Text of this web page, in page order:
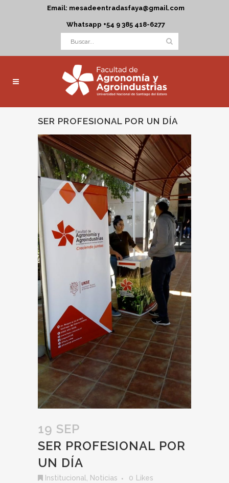
Email: mesadeentradasfaya@gmail.com
Whatsapp +54 9 385 418-6277
SER PROFESIONAL POR UN DÍA
19 SEP
SER PROFESIONAL POR
UN DÍA
Institucional, Noticias 0 Likes